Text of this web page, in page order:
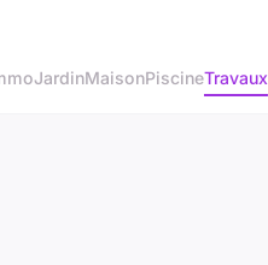
JardinMaisonPiscineTravaux